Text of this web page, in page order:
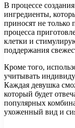
В процессе
ингредиенты,
приносят не только
процесса
клетки и
поддержания
Кроме того,
учитывать
Каждая девушка
который будет
популярных
ухоженный вид и